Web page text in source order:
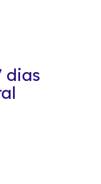
dias